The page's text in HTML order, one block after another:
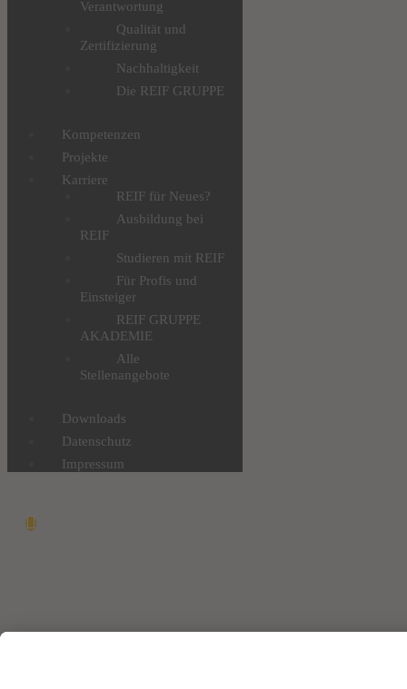
Verantwortung
Qualität und
Zertifizierung
Nachhaltigkeit
Die REIF GRUPPE
Kompetenzen
Projekte
Karriere
REIF für Neues?
Ausbildung bei
REIF
Studieren mit REIF
Für Profis und
Einsteiger
REIF GRUPPE
AKADEMIE
Alle
Stellenangebote
Downloads
Datenschutz
Impressum